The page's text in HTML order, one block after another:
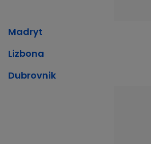
Madryt
Lizbona
Dubrovnik